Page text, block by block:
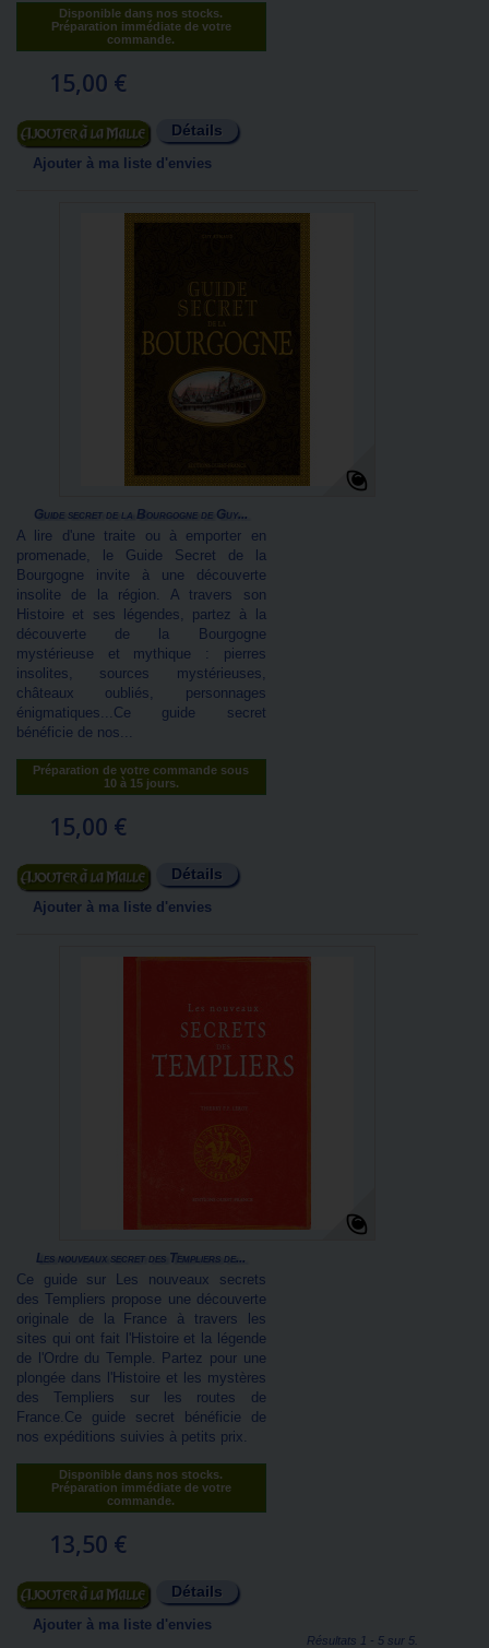
Disponible dans nos stocks.
Préparation immédiate de votre
commande.
15,00 €
Ajouter au panier Détails
Ajouter à ma liste d'envies
Guide secret de la Bourgogne de Guy...
A lire d'une traite ou à emporter en
promenade, le Guide Secret de la
Bourgogne invite à une découverte
insolite de la région. A travers son
Histoire et ses légendes, partez à la
découverte de la Bourgogne
mystérieuse et mythique : pierres
insolites, sources mystérieuses,
châteaux oubliés, personnages
énigmatiques...Ce guide secret
bénéficie de nos...
Préparation de votre commande sous
10 à 15 jours.
15,00 €
Ajouter au panier Détails
Ajouter à ma liste d'envies
Les nouveaux secret des Templiers de...
Ce guide sur Les nouveaux secrets
des Templiers propose une découverte
originale de la France à travers les
sites qui ont fait l'Histoire et la légende
de l'Ordre du Temple. Partez pour une
plongée dans l'Histoire et les mystères
des Templiers sur les routes de
France.Ce guide secret bénéficie de
nos expéditions suivies à petits prix.
Disponible dans nos stocks.
Préparation immédiate de votre
commande.
13,50 €
Ajouter au panier Détails
Ajouter à ma liste d'envies
Résultats 1 - 5 sur 5.